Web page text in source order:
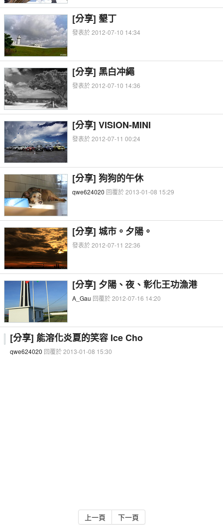
[分享] 墾丁
發表於 2012-07-10 14:34
[分享] 黑白冲繩
發表於 2012-07-10 14:36
[分享] VISION-MINI
發表於 2012-07-11 00:24
[分享] 狗狗的午休
qwe624020 回覆於 2013-01-08 15:29
[分享] 城市。夕陽。
發表於 2012-07-11 22:36
[分享] 夕陽、夜、彰化王功漁港
A_Gau 回覆於 2012-07-16 14:20
[分享] 能溶化炎夏的笑容 Ice Cho
qwe624020 回覆於 2013-01-08 15:30
上一頁 下一頁